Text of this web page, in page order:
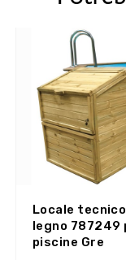
Locale
legno 787249
piscine Gre